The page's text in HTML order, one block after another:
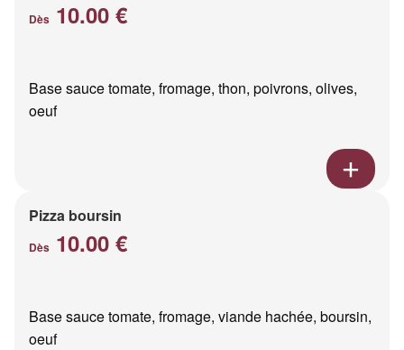
Dès 10.00 €
Base sauce tomate, fromage, thon, poivrons, olives,
oeuf
Pizza boursin
Dès 10.00 €
Base sauce tomate, fromage, viande hachée, boursin,
oeuf